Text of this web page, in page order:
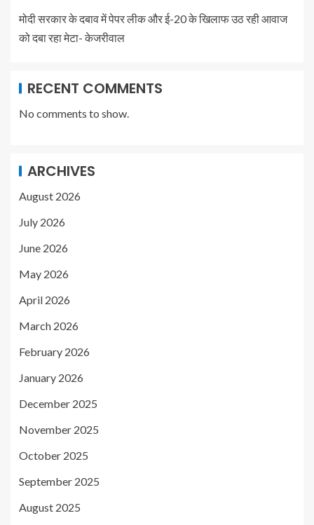
मोदी सरकार के दबाव में पेपर लीक और ई-20 के खिलाफ उठ रही आवाज
को दबा रहा मेटा- केजरीवाल
RECENT COMMENTS
No comments to show.
ARCHIVES
August 2026
July 2026
June 2026
May 2026
April 2026
March 2026
February 2026
January 2026
December 2025
November 2025
October 2025
September 2025
August 2025